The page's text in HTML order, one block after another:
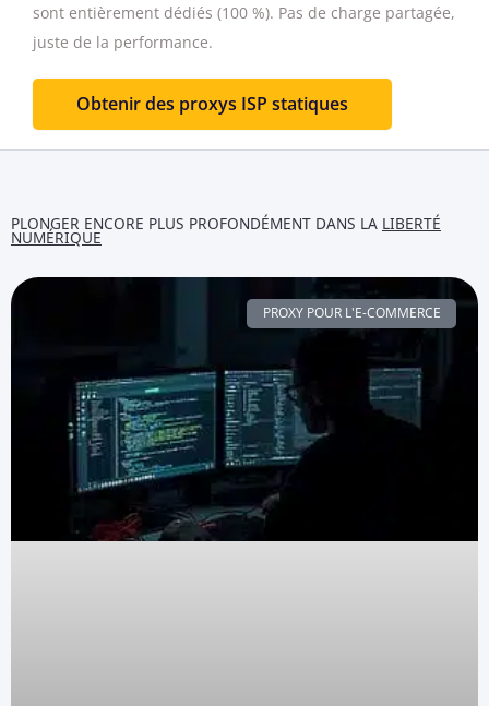
sont entièrement dédiés (100 %). Pas de charge partagée,
juste de la performance.
Obtenir des proxys ISP statiques
PLONGER ENCORE PLUS PROFONDÉMENT DANS LA LIBERTÉ
NUMÉRIQUE
PROXY POUR L'E-COMMERCE